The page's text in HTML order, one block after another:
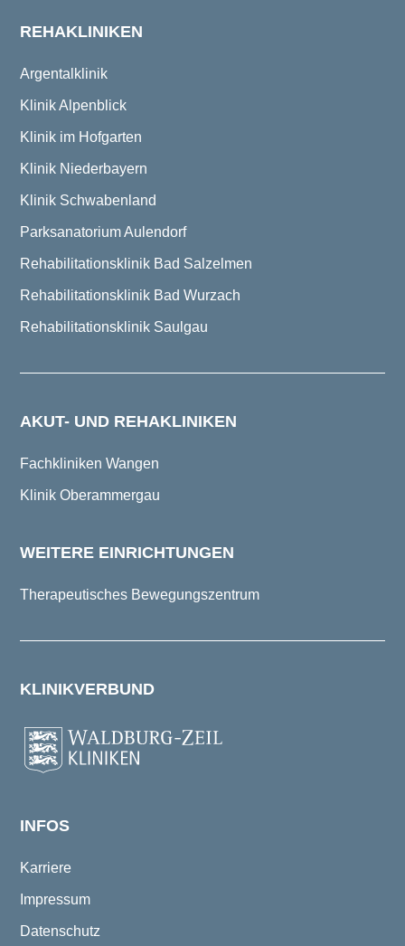
REHAKLINIKEN
Argentalklinik
Klinik Alpenblick
Klinik im Hofgarten
Klinik Niederbayern
Klinik Schwabenland
Parksanatorium Aulendorf
Rehabilitationsklinik Bad Salzelmen
Rehabilitationsklinik Bad Wurzach
Rehabilitationsklinik Saulgau
AKUT- UND REHAKLINIKEN
Fachkliniken Wangen
Klinik Oberammergau
WEITERE EINRICHTUNGEN
Therapeutisches Bewegungszentrum
KLINIKVERBUND
INFOS
Karriere
Impressum
Datenschutz